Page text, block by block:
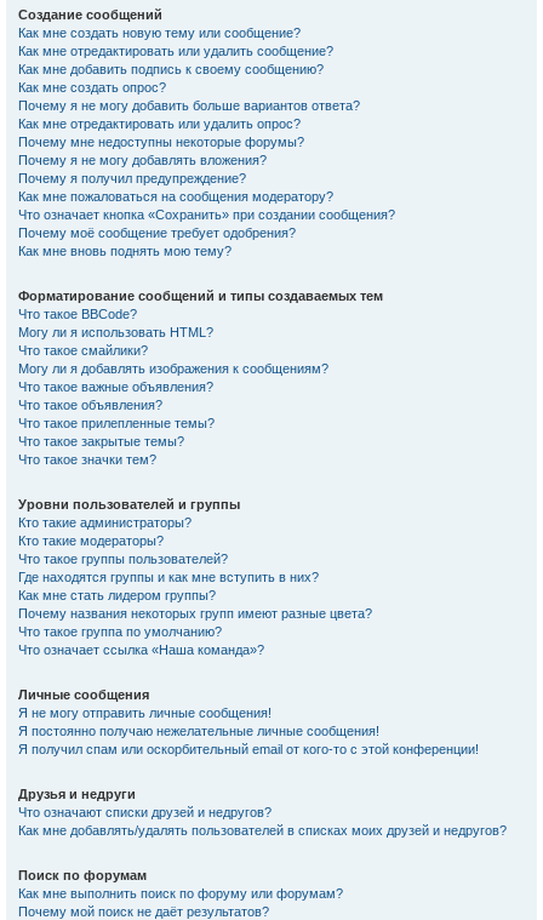
Создание сообщений
Как мне создать новую тему или сообщение?
Как мне отредактировать или удалить сообщение?
Как мне добавить подпись к своему сообщению?
Как мне создать опрос?
Почему я не могу добавить больше вариантов ответа?
Как мне отредактировать или удалить опрос?
Почему мне недоступны некоторые форумы?
Почему я не могу добавлять вложения?
Почему я получил предупреждение?
Как мне пожаловаться на сообщения модератору?
Что означает кнопка «Сохранить» при создании сообщения?
Почему моё сообщение требует одобрения?
Как мне вновь поднять мою тему?
Форматирование сообщений и типы создаваемых тем
Что такое BBCode?
Могу ли я использовать HTML?
Что такое смайлики?
Могу ли я добавлять изображения к сообщениям?
Что такое важные объявления?
Что такое объявления?
Что такое прилепленные темы?
Что такое закрытые темы?
Что такое значки тем?
Уровни пользователей и группы
Кто такие администраторы?
Кто такие модераторы?
Что такое группы пользователей?
Где находятся группы и как мне вступить в них?
Как мне стать лидером группы?
Почему названия некоторых групп имеют разные цвета?
Что такое группа по умолчанию?
Что означает ссылка «Наша команда»?
Личные сообщения
Я не могу отправить личные сообщения!
Я постоянно получаю нежелательные личные сообщения!
Я получил спам или оскорбительный email от кого-то с этой конференции!
Друзья и недруги
Что означают списки друзей и недругов?
Как мне добавлять/удалять пользователей в списках моих друзей и недругов?
Поиск по форумам
Как мне выполнить поиск по форуму или форумам?
Почему мой поиск не даёт результатов?